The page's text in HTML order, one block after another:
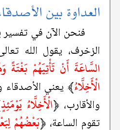
العداوة بين
فنحن الآن في
الزخرف، يقول الله
الْأَخِلَّاءُ﴾ يعني
والأقارب، ﴿الْأَخِلَّاءُ يَوْمَئِذٍ
تقوم الساعة، ﴿بَعْضُهُمْ